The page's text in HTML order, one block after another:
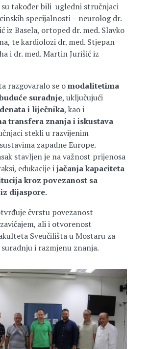
su također bili ugledni stručnjaci
specijalnosti – neurolog dr.
iz Basela, ortoped dr. med. Slavko
te kardiolozi dr. med. Stjepan
i dr. med. Martin Jurišić iz
razgovaralo se omodalitetima
suradnje, uključujući
i liječnika, kao i
transfera znanja i iskustava
stekli u razvijenim
zapadne Europe.
stavljen je na važnost prijenosa
edukacije ijačanja kapaciteta
kroz povezanost sa
dijaspore.
čvrstu povezanost
ali i otvorenost
Sveučilišta u Mostaru za
i razmjenu znanja.